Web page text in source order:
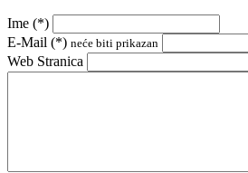
Ime (*)
E-Mail (*) neće biti prikazan
Web Stranica